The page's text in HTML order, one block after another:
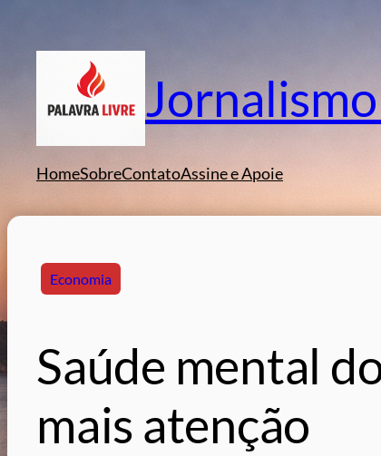
HomeSobreContatoAssine e Apoie
Economia
Saúde mental
mais atenção